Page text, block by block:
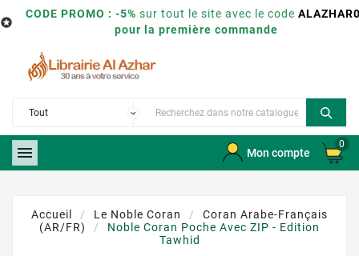

CODE PROMO : -5% sur tout le site avec le code
pour la première commande
 Mon compte
0
Accueil Le Noble Coran
Coran Arabe-Français
(AR/FR)
Noble Coran Poche Avec ZIP - Edition
Tawhid